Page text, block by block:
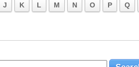
J K L M N O P Q